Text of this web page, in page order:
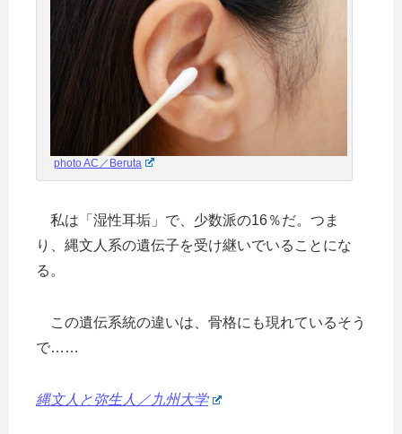
photo AC／Beruta
私は「湿性耳垢」で、少数派の16％だ。つま
り、縄文人系の遺伝子を受け継いでいることにな
る。
この遺伝系統の違いは、骨格にも現れているそう
で……
縄文人と弥生人／九州大学